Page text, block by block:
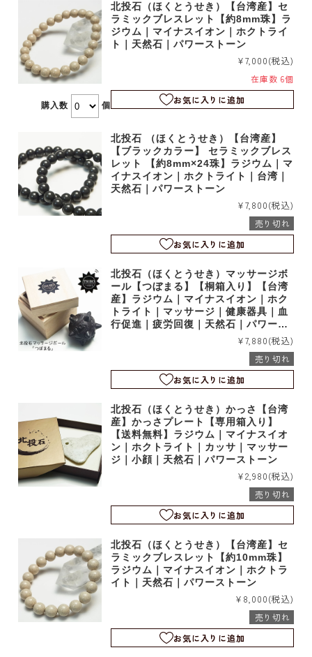
北投石（ほくとうせき）【台湾産】セ
ラミックブレスレット【約8mm珠】ラ
ジウム｜マイナスイオン｜ホクトライ
ト｜天然石｜パワーストーン
¥7,000(税込)
在庫数 6個
お気に入りに追加
購入数 個
北投石 （ほくとうせき）【台湾産】
【ブラックカラー】 セラミックブレス
レット 【約8mm×24珠】ラジウム｜マ
イナスイオン｜ホクトライト｜台湾｜
天然石｜パワーストーン
¥7,800(税込)
売り切れ
お気に入りに追加
北投石（ほくとうせき）マッサージボ
ール【つぼまる】【桐箱入り】【台湾
産】ラジウム｜マイナスイオン｜ホク
トライト｜マッサージ｜健康器具｜血
行促進｜疲労回復｜天然石｜パワース
¥7,880(税込)
売り切れ
お気に入りに追加
北投石（ほくとうせき）かっさ【台湾
産】かっさプレート【専用箱入り】
【送料無料】ラジウム｜マイナスイオ
ン｜ホクトライト｜カッサ｜マッサー
ジ｜小顔｜天然石｜パワーストーン
¥2,980(税込)
売り切れ
お気に入りに追加
北投石（ほくとうせき）【台湾産】セ
ラミックブレスレット【約10mm珠】
ラジウム｜マイナスイオン｜ホクトラ
イト｜天然石｜パワーストーン
¥8,000(税込)
売り切れ
お気に入りに追加